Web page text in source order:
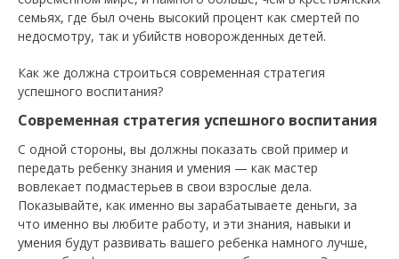
семьях, где был очень высокий процент как смертей по
недосмотру, так и убийств новорожденных детей.
Как же должна строиться современная стратегия
успешного воспитания?
Современная стратегия успешного воспитания
С одной стороны, вы должны показать свой пример и
передать ребенку знания и умения — как мастер
вовлекает подмастерьев в свои взрослые дела.
Показывайте, как именно вы зарабатываете деньги, за
что именно вы любите работу, и эти знания, навыки и
умения будут развивать вашего ребенка намного лучше,